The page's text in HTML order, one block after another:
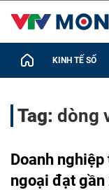
KINH TẾ SỐ
Tag: dòng
Doanh
ngoại đạt